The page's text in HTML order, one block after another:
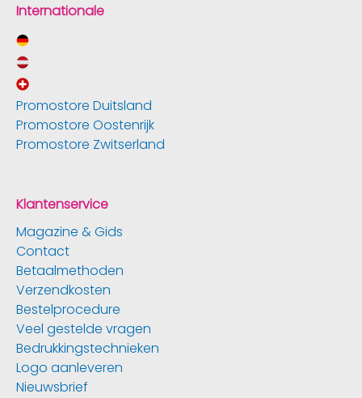
Internationale
Promostore Duitsland
Promostore Oostenrijk
Promostore Zwitserland
Klantenservice
Magazine & Gids
Contact
Betaalmethoden
Verzendkosten
Bestelprocedure
Veel gestelde vragen
Bedrukkingstechnieken
Logo aanleveren
Nieuwsbrief